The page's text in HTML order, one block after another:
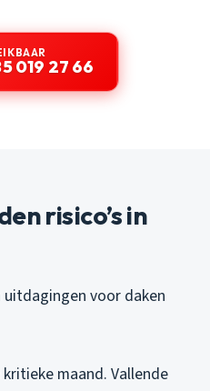
019 27 66
risico’s in
uitdagingen voor daken
kritieke maand. Vallende